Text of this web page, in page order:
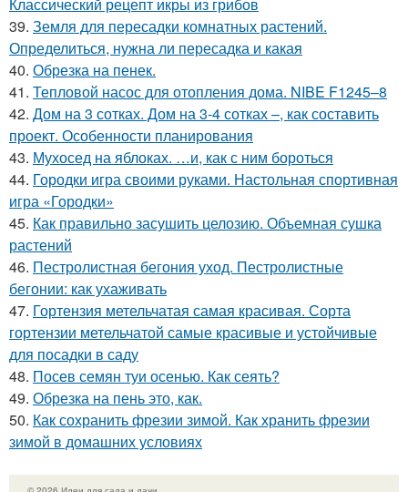
39. Земля для пересадки комнатных растений.
Определиться, нужна ли пересадка и какая
40. Обрезка на пенек.
41. Тепловой насос для отопления дома. NIBE F1245–8
42. Дом на 3 сотках. Дом на 3-4 сотках –, как составить
проект. Особенности планирования
43. Мухосед на яблоках. …и, как с ним бороться
44. Городки игра своими руками. Настольная спортивная
игра «Городки»
45. Как правильно засушить целозию. Объемная сушка
растений
46. Пестролистная бегония уход. Пестролистные
бегонии: как ухаживать
47. Гортензия метельчатая самая красивая. Сорта
гортензии метельчатой самые красивые и устойчивые
для посадки в саду
48. Посев семян туи осенью. Как сеять?
49. Обрезка на пень это, как.
50. Как сохранить фрезии зимой. Как хранить фрезии
зимой в домашних условиях